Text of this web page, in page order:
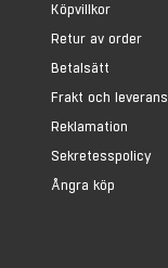
Köpvillkor
Retur av order
Betalsätt
Frakt och leverans
Reklamation
Sekretesspolicy
Ångra köp